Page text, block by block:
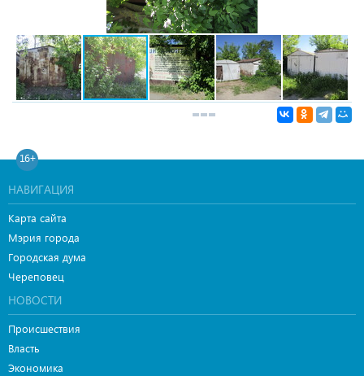
16+
НАВИГАЦИЯ
Карта сайта
Мэрия города
Городская дума
Череповец
НОВОСТИ
Происшествия
Власть
Экономика